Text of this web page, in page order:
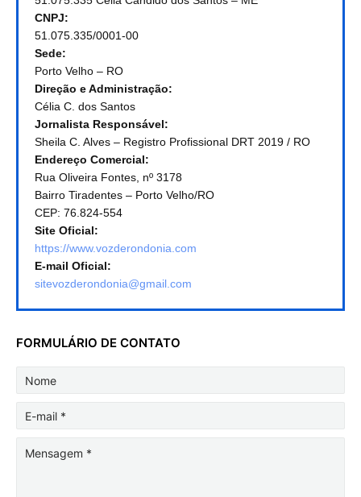
CNPJ:
51.075.335/0001-00
Sede:
Porto Velho – RO
Direção e Administração:
Célia C. dos Santos
Jornalista Responsável:
Sheila C. Alves – Registro Profissional DRT 2019 / RO
Endereço Comercial:
Rua Oliveira Fontes, nº 3178
Bairro Tiradentes – Porto Velho/RO
CEP: 76.824-554
Site Oficial:
https://www.vozderondonia.com
E-mail Oficial:
sitevozderondonia@gmail.com
FORMULÁRIO DE CONTATO